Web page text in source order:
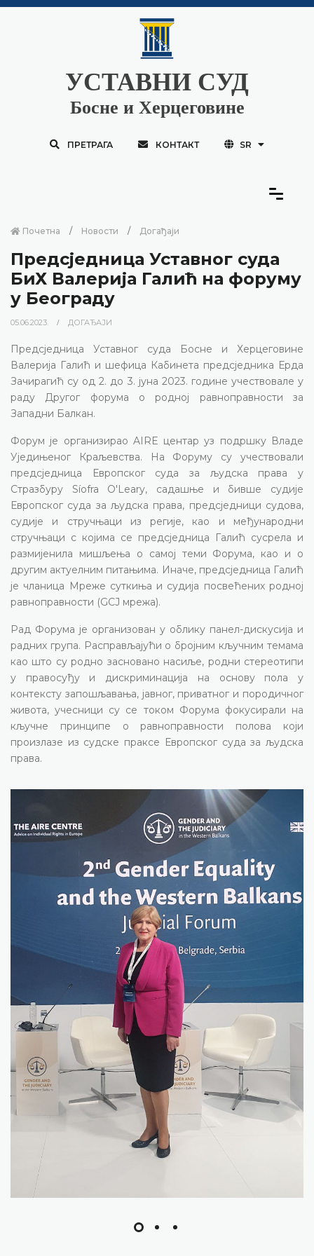
УСТАВНИ СУД
Босне и Херцеговине
ПРЕТРАГА КОНТАКТ SR
Почетна Новости Догађаји
Предсједница Уставног суда
БиХ Валерија Галић на форуму
у Београду
05.06.2023. ДОГАЂАЈИ
Предсједница Уставног суда Босне и Херцеговине
Валерија Галић и шефица Кабинета предсједника Ерда
Зачирагић су од 2. до 3. јуна 2023. године учествовале у
раду Другог форума о родној равноправности за
Западни Балкан.
Форум је организирао AIRE центар уз подршку Владе
Уједињеног Краљевства. На Форуму су учествовали
предсједница Европског суда за људска права у
Стразбуру Síofra O'Leary, садашње и бивше судије
Европског суда за људска права, предсједници судова,
судије и стручњаци из регије, као и међународни
стручњаци с којима се предсједница Галић сусрела и
размијенила мишљења о самој теми Форума, као и о
другим актуелним питањима. Иначе, предсједница Галић
је чланица Мреже суткиња и судија посвећених родној
равноправности (GCJ мрежа).
Рад Форума је организован у облику панел-дискусија и
радних група. Расправљајући о бројним кључним темама
као што су родно засновано насиље, родни стереотипи
у правосуђу и дискриминација на основу пола у
контексту запошљавања, јавног, приватног и породичног
живота, учесници су се током Форума фокусирали на
кључне принципе о равноправности полова који
произлазе из судске праксе Европског суда за људска
права.